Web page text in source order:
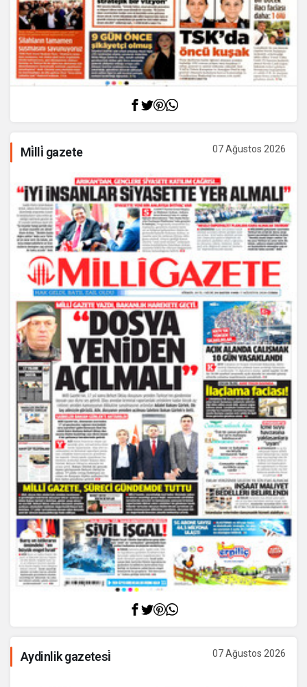
Mi̇lli̇ gazete 07 Ağustos 2026
Aydinlik gazetesi̇ 07 Ağustos 2026